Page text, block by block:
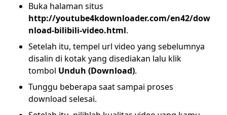
Buka halaman situs
http://youtube4kdownloader.com/en42/dow
nload-bilibili-video.html.
Setelah itu, tempel url video yang sebelumnya
disalin di kotak yang disediakan lalu klik
tombol Unduh (Download).
Tunggu beberapa saat sampai proses
download selesai.